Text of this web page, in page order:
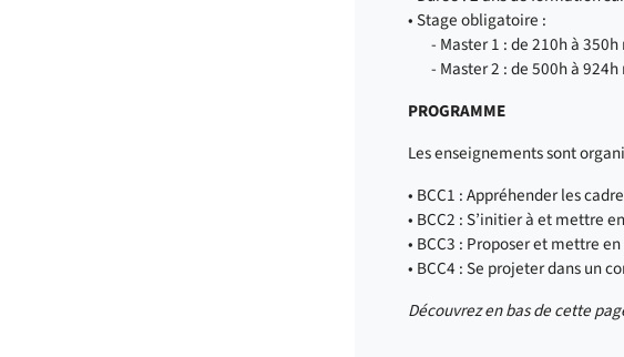
• Stage obligatoire :
- Master 1 : de 210h à
- Master 2 : de 500h à
PROGRAMME
Les enseignements sont
• BCC1 : Appréhender les
• BCC2 : S’initier à et mettre
• BCC3 : Proposer et mettre
• BCC4 : Se projeter dans un
Découvrez en bas de cette